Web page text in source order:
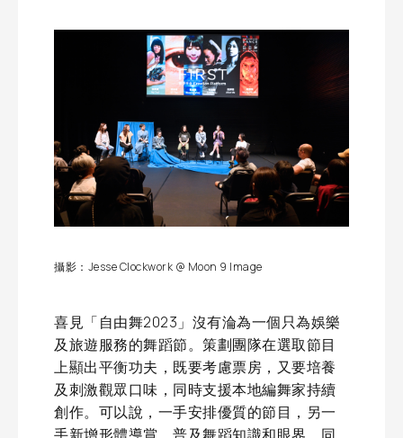
攝影：Jesse Clockwork @ Moon 9 Image
喜見「自由舞2023」沒有淪為一個只為娛樂
及旅遊服務的舞蹈節。策劃團隊在選取節目
上顯出平衡功夫，既要考慮票房，又要培養
及刺激觀眾口味，同時支援本地編舞家持續
創作。可以說，一手安排優質的節目，另一
手新增形體導賞，普及舞蹈知識和眼界，同